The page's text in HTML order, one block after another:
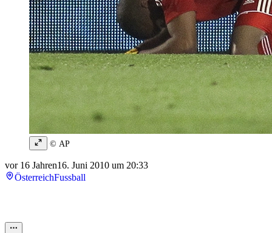
© AP
vor 16 Jahren16. Juni 2010 um 20:33
ÖsterreichFussball